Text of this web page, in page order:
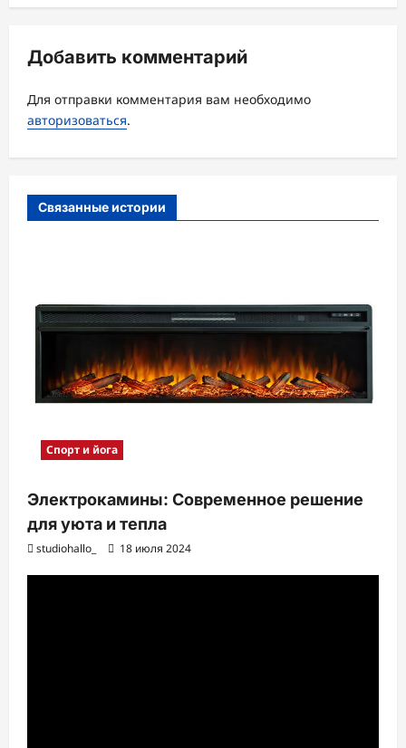
ц
я
з
а
п
и
Добавить комментарий
Для отправки комментария вам необходимо
авторизоваться.
Связанные истории
Спорт и йога
Электрокамины: Современное решение
для уюта и тепла
studiohallo_ 18 июля 2024